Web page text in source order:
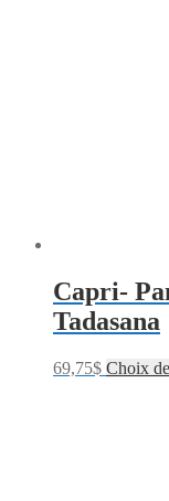
Capri-
Tadasana
69,75$ Choix